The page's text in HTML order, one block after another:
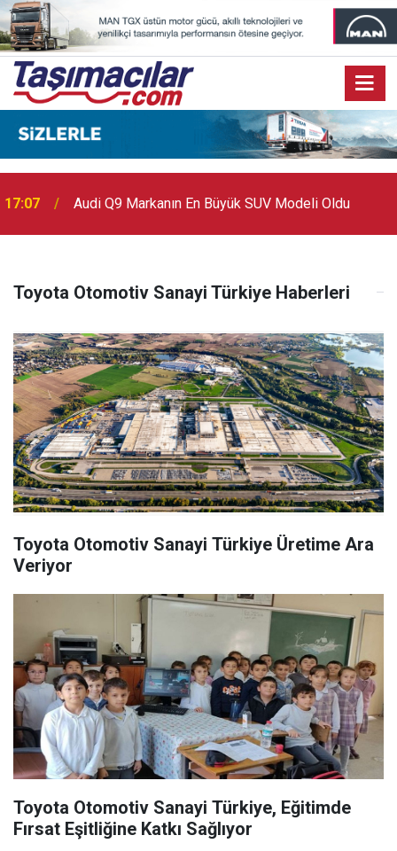
17:07 Audi Q9 Markanın En Büyük SUV Modeli Oldu
Toyota Otomotiv Sanayi Türkiye Haberleri
Toyota Otomotiv Sanayi Türkiye Üretime Ara
Veriyor
Toyota Otomotiv Sanayi Türkiye, Eğitimde
Fırsat Eşitliğine Katkı Sağlıyor